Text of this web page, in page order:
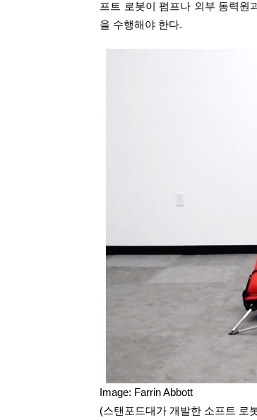
프트 로봇이 펌프나 외부 동력원
을 수행해야 한다.
Image: Farrin Abbott
(스탠포드대가 개발한 소프트 로